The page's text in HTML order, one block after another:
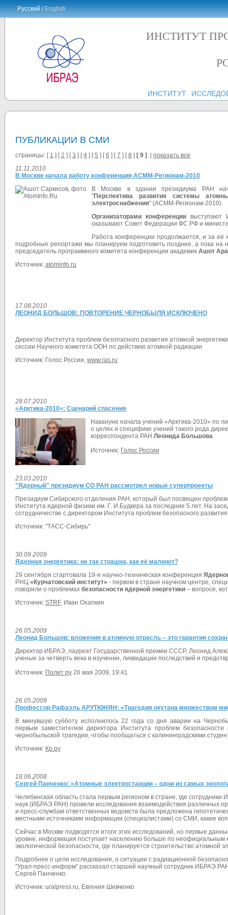
Русский /English
ИНСТИТУТ
ИНСТИТУТ
ПУБЛИКАЦИИ В СМИ
страницы: [ 1 ] [2 ] [3 ] [4 ] [5 ] [6 ] [7 ] [8 ] [ 9 ]
показать все
11.11.2010
В Москве начала работу конференция АСММ-Регионам-2010
В Москве в здании президиума РАН
"Перспектива развития системы
электроснабжения" (АСММ-Регионам-2010).
Организаторами конференциивыступают
оказывают Совет Федерации ФС РФ и
Работа конференции продолжается, и за её
подробные репортажи мы планируем подготовить позднее, а пока на
председатель программного комитета конференции академик Ашот
Источник: atominfo.ru
17.08.2010
ЛЕОНИД БОЛЬШОВ: ПОВТОРЕНИЕ ЧЕРНОБЫЛЯ ИСКЛЮЧЕНО
Директор Института проблем безопасного развития атомной
сессии Научного комитета ООН по действию атомной радиации
Источник: Голос России, www.ras.ru
28.07.2010
«Арктика-2010»: Сценарий спасения
Накануне начала учений «Арктика-2010» по
о целях и специфике учений такого рода
корреспондента РАН Леонида Большова
Источник: Голос России
23.03.2010
"Ядерный" президиум СО РАН рассмотрел новые суперпроекты
Президиум Сибирского отделения РАН, который был посвящен
Института ядерной физики им. Г. И.Будкера за последние 5 лет. На
сотрудничестве с директором Института проблем безопасного
Источник: "ТАСС-Сибирь"
30.09.2009
Ядерная энергетика: не так страшна, как её малюют?
29 сентября стартовала 19-я научно-техническая конференция
РНЦ «Курчатовский институт» - первом в стране научном центре,
говорили о проблемах безопасности ядерной энергетики – вопросе,
Источник: STRF, Иван Охапкин
26.05.2009
Леонид Большов: вложения в атомную отрасль – это гарантия
Директор ИБРАЭ, лауреат Государственной премии СССР, Леонид
ученые за четверть века в изучении, ликвидации последствий и
Источник: Полит ру 26 мая 2009, 19:41
26.05.2009
Профессор Рафаэль АРУТЮНЯН: «Трагедия окутана множеством
В минувшую субботу исполнилось 22 года со дня аварии на
первым заместителем директора Института проблем
чернобыльской трагедии, чтобы пообщаться с калининградскими
Источник: Кр.ру
18.06.2008
Сергей Панченко: «Атомные электростанции – одни из самых
Челябинская область стала первым регионом в стране, где
наук (ИБРАЭ РАН) провели исследования взаимодействия различных
и пресс-службам ответственных ведомств была предложена
местными источниками информации (специалистами) со СМИ, какие
Сейчас в Москве подводятся итоги этих исследований, но первые
уровне, информация поступает населению больше по неофициальным
экологической безопасности, где планируется строительство
Подробнее о цели исследования, о ситуации с радиационной
"Урал-пресс-информ" рассказал старший научный сотрудник ИБРАЭ
Сергей Панченко.
Источник: uralpress.ru, Евгения Шевченко